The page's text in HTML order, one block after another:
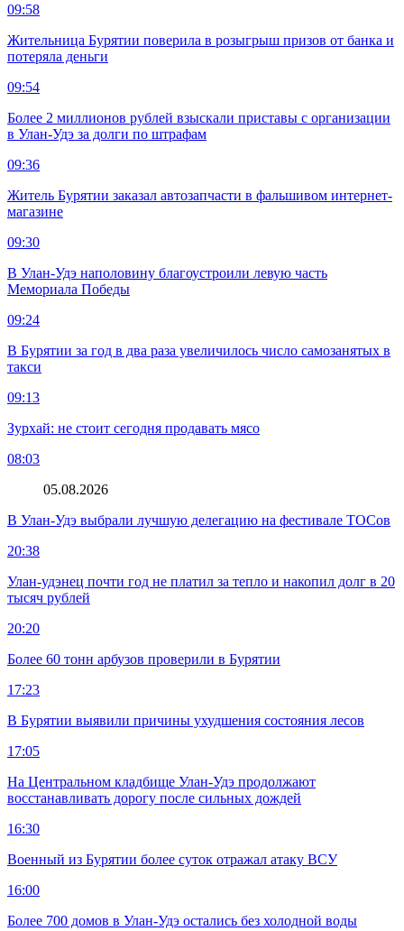
09:58
Жительница Бурятии поверила в розыгрыш призов от банка и
потеряла деньги
09:54
Более 2 миллионов рублей взыскали приставы с организации
в Улан-Удэ за долги по штрафам
09:36
Житель Бурятии заказал автозапчасти в фальшивом интернет-
магазине
09:30
В Улан-Удэ наполовину благоустроили левую часть
Мемориала Победы
09:24
В Бурятии за год в два раза увеличилось число самозанятых в
такси
09:13
Зурхай: не стоит сегодня продавать мясо
08:03
05.08.2026
В Улан-Удэ выбрали лучшую делегацию на фестивале ТОСов
20:38
Улан-удэнец почти год не платил за тепло и накопил долг в 20
тысяч рублей
20:20
Более 60 тонн арбузов проверили в Бурятии
17:23
В Бурятии выявили причины ухудшения состояния лесов
17:05
На Центральном кладбище Улан-Удэ продолжают
восстанавливать дорогу после сильных дождей
16:30
Военный из Бурятии более суток отражал атаку ВСУ
16:00
Более 700 домов в Улан-Удэ остались без холодной воды